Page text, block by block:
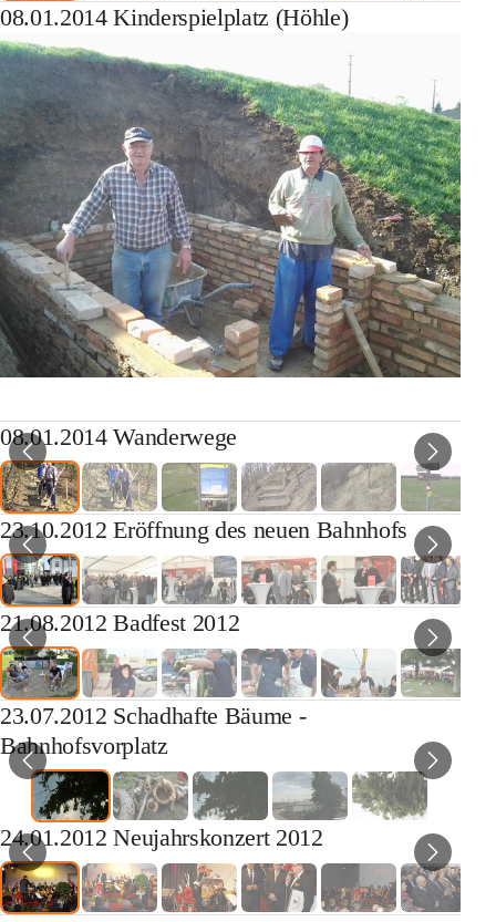
08.01.2014 Kinderspielplatz (Höhle)
08.01.2014 Wanderwege
23.10.2012 Eröffnung des neuen Bahnhofs
21.08.2012 Badfest 2012
23.07.2012 Schadhafte Bäume -
Bahnhofsvorplatz
24.01.2012 Neujahrskonzert 2012